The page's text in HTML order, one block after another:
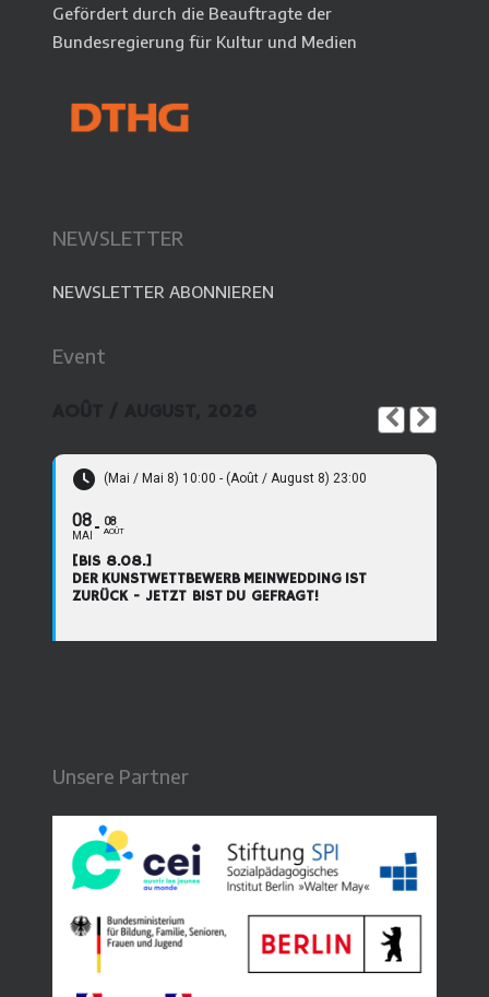
Gefördert durch die Beauftragte der
Bundesregierung für Kultur und Medien
NEWSLETTER
NEWSLETTER ABONNIEREN
Event
(Mai / Mai 8) 10:00 - (Août / August 8) 23:00
08
MAI
08
AOÛT
[BIS 8.08.]
DER KUNSTWETTBEWERB MEINWEDDING IST
ZURÜCK - JETZT BIST DU GEFRAGT!
Unsere Partner